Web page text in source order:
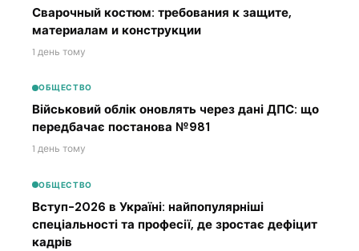
Сварочный костюм: требования к защите,
материалам и конструкции
1 день тому
ОБЩЕСТВО
Військовий облік оновлять через дані ДПС: що
передбачає постанова №981
1 день тому
ОБЩЕСТВО
Вступ-2026 в Україні: найпопулярніші
спеціальності та професії, де зростає дефіцит
кадрів